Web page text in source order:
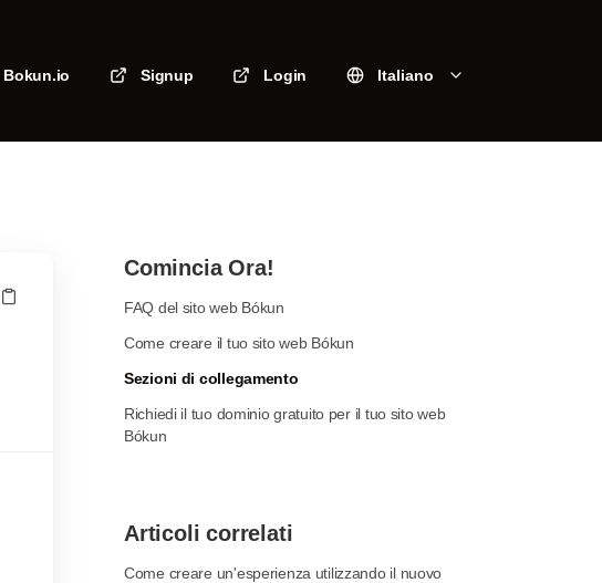
Bokun.io Signup Login Italiano
Comincia Ora!
FAQ del sito web Bókun
Come creare il tuo sito web Bókun
Sezioni di collegamento
Richiedi il tuo dominio gratuito per il tuo sito web
Bókun
Articoli correlati
Come creare un'esperienza utilizzando il nuovo